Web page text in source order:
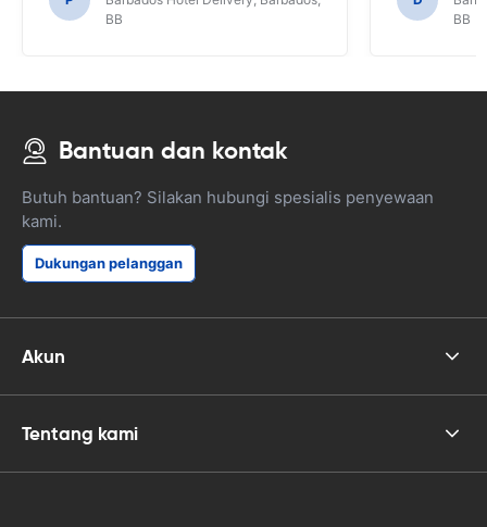
BB
BB
Bantuan dan kontak
Butuh bantuan? Silakan hubungi spesialis penyewaan
kami.
Dukungan pelanggan
Akun
Tentang kami